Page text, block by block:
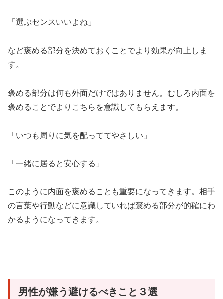
「選ぶセンスいいよね」
など褒める部分を決めておくことでより効果が向上しま
す。
褒める部分は何も外面だけではありません。むしろ内面を
褒めることでよりこちらを意識してもらえます。
「いつも周りに気を配っててやさしい」
「一緒に居ると安心する」
このように内面を褒めることも重要になってきます。相手
の言葉や行動などに意識していれば褒める部分が的確にわ
かるようになってきます。
男性が嫌う避けるべきこと３選